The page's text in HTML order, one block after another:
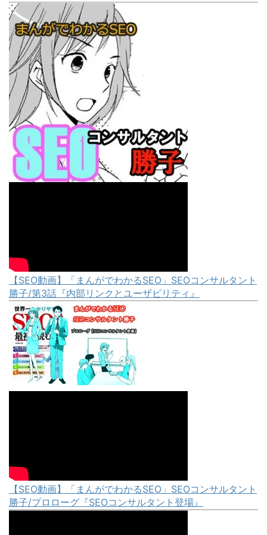
【SEO動画】「まんがでわかるSEO」SEOコンサルタント
勝子/第3話『内部リンクとユーザビリティ』
【SEO動画】「まんがでわかるSEO」SEOコンサルタント
勝子/プロローグ『SEOコンサルタント登場』